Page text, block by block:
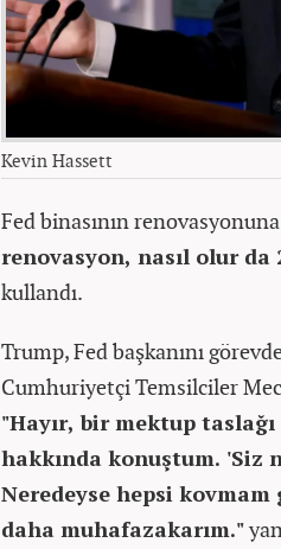
Kevin Hassett
Fed binasının
renovasyon, nasıl olur da
kullandı.
Trump, Fed başkanını
Cumhuriyetçi Temsilciler
"Hayır, bir mektup
hakkında konuştum. 'Siz
Neredeyse hepsi
daha muhafazakarım."